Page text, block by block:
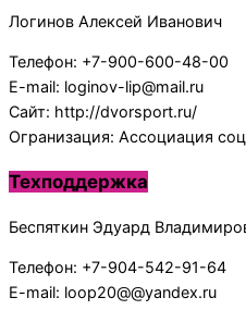
Логинов Алексей Иванович
Телефон: +7-900-600-48-00
E-mail: loginov-lip@mail.ru
Сайт: http://dvorsport.ru/
Огранизация: Ассоциация
Техподдержка
Беспяткин Эдуард
Телефон: +7-904-542-91-64
E-mail: loop20@@yandex.ru